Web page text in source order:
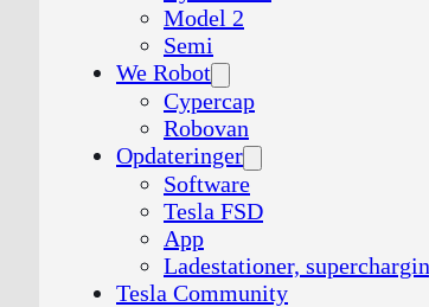
Model 2
Semi
We Robot
Cypercap
Robovan
Opdateringer
Software
Tesla FSD
App
Ladestationer,
Tesla Community